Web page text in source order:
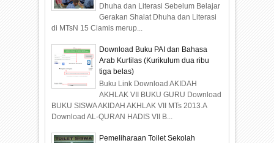
Dhuha dan Literasi Sebelum Belajar
Gerakan Shalat Dhuha dan Literasi
di MTsN 15 Ciamis merup...
Download Buku PAI dan Bahasa
Arab Kurtilas (Kurikulum dua ribu
tiga belas)
Buku Link Download AKIDAH
AKHLAK VII BUKU GURU Download
BUKU SISWA AKIDAH AKHLAK VII MTs 2013.A
Download AL-QURAN HADIS VII B...
Pemeliharaan Toilet Sekolah